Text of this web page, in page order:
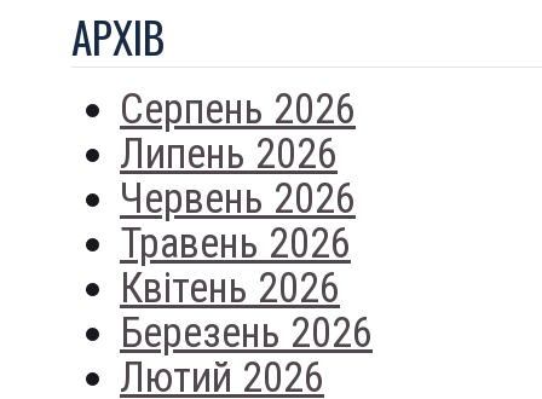
АРХIВ
Серпень 2026
Липень 2026
Червень 2026
Травень 2026
Квітень 2026
Березень 2026
Лютий 2026